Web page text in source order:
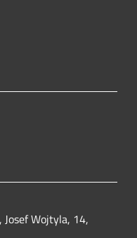
Josef Wojtyla, 14,